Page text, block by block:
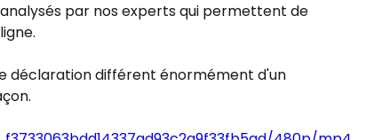
par nos experts qui permettent de
déclaration différent énormément d'un